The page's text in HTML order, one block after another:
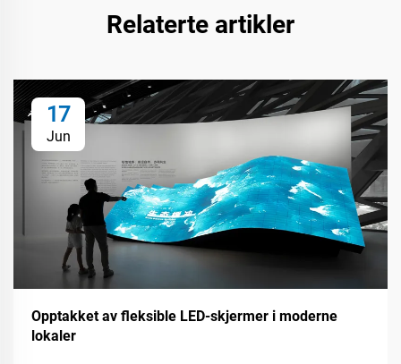
Relaterte artikler
17
Jun
Opptakket av fleksible LED-skjermer i moderne
lokaler